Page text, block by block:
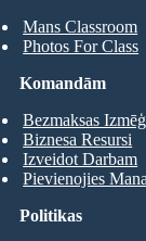
Mans Classroom
Photos For Class
Komandām
Bezmaksas
Biznesa Resursi
Izveidot Darbam
Pievienojies
Politikas